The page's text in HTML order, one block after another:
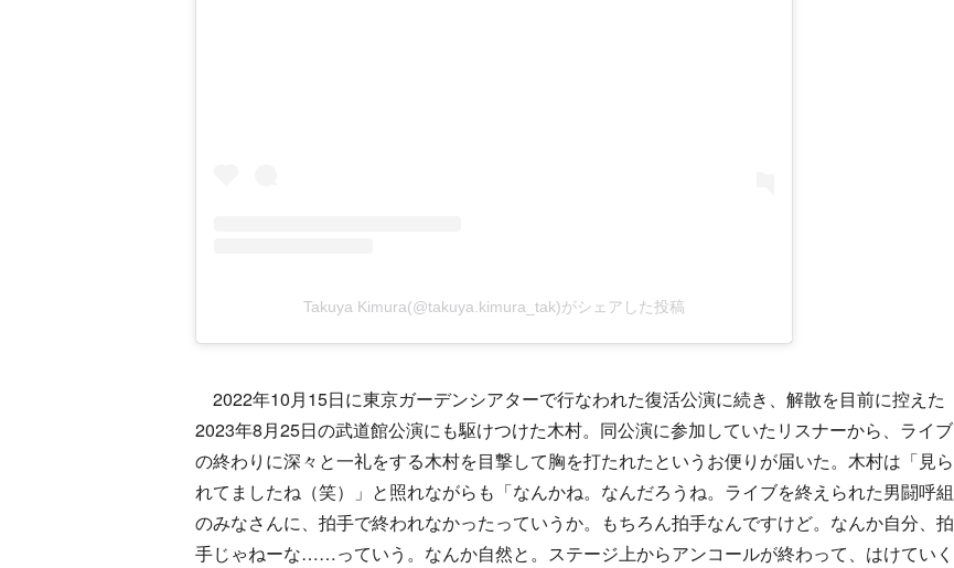
Takuya Kimura(@takuya.kimura_tak)がシェアした投稿
2022年10月15日に東京ガーデンシアターで行なわれた復活公演に続き、解散を目前に控えた
2023年8月25日の武道館公演にも駆けつけた木村。同公演に参加していたリスナーから、ライブ
の終わりに深々と一礼をする木村を目撃して胸を打たれたというお便りが届いた。木村は「見ら
れてましたね（笑）」と照れながらも「なんかね。なんだろうね。ライブを終えられた男闘呼組
のみなさんに、拍手で終われなかったっていうか。もちろん拍手なんですけど。なんか自分、拍
手じゃねーな……っていう。なんか自然と。ステージ上からアンコールが終わって、はけていく